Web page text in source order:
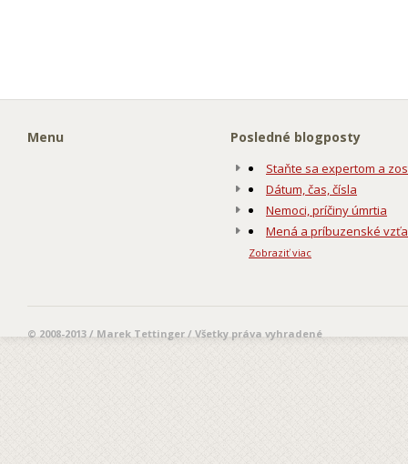
Menu Posledné blogposty
Staňte sa expertom a
Dátum, čas, čísla
Nemoci, príčiny úmrtia
Mená a príbuzenské
Zobraziť viac
© 2008-2013 / Marek Tettinger / Všetky práva vyhradené